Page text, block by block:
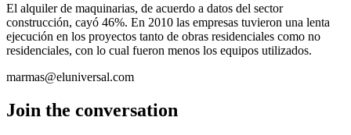
El alquiler de maquinarias, de acuerdo a datos del sector
construcción, cayó 46%. En 2010 las empresas tuvieron una lenta
ejecución en los proyectos tanto de obras residenciales como no
residenciales, con lo cual fueron menos los equipos utilizados.
marmas@eluniversal.com
Join the conversation